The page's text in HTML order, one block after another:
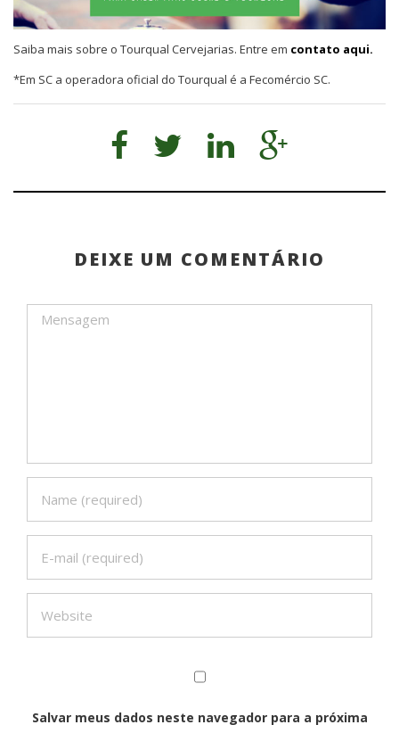
Saiba mais sobre o Tourqual Cervejarias. Entre em contato aqui.
*Em SC a operadora oficial do Tourqual é a Fecomércio SC.
DEIXE UM COMENTÁRIO
Salvar meus dados neste navegador para a próxima